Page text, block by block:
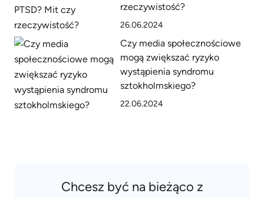
rzeczywistość?
26.06.2024
Czy media społecznościowe
mogą zwiększać ryzyko
wystąpienia syndromu
sztokholmskiego?
22.06.2024
Chcesz być na bieżąco z